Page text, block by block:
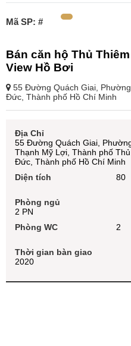
Mã SP: #
Bán căn hộ Thủ
View Hồ Bơi
55 Đường Quách Giai,
Đức, Thành phố Hồ Chí Minh
Địa Chỉ
55 Đường Quách Giai,
Thạnh Mỹ Lợi, Thành phố Thủ
Đức, Thành phố Hồ Chí Minh
Diện tích 80
Phòng ngủ
2 PN
Phòng WC
2
Thời gian bàn giao
2020